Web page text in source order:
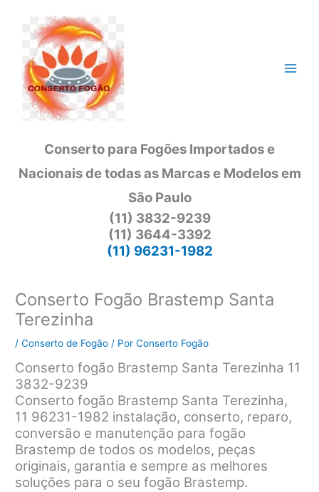
conteúdo
Conserto para Fogões Importados e
Nacionais de todas as Marcas e Modelos em
São Paulo
(11) 3832-9239
(11) 3644-3392
(11) 96231-1982
Conserto Fogão Brastemp Santa
Terezinha
/Conserto de Fogão / PorConserto Fogão
Conserto fogão Brastemp Santa Terezinha 11
3832-9239
Conserto fogão Brastemp Santa Terezinha,
11 96231-1982 instalação, conserto, reparo,
conversão e manutenção para fogão
Brastemp de todos os modelos, peças
originais, garantia e sempre as melhores
soluções para o seu fogão Brastemp.